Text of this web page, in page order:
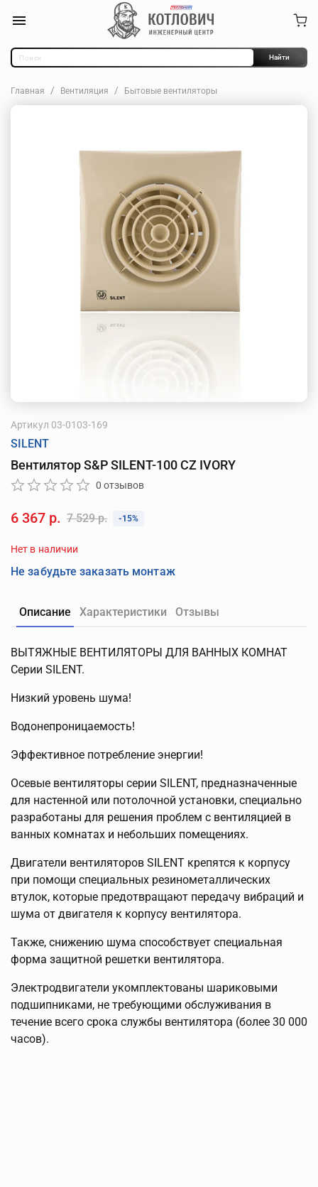
Найти
Главная Вентиляция Бытовые вентиляторы
Артикул 03-0103-169
SILENT
Вентилятор S&P SILENT-100 CZ IVORY
0 отзывов
6 367 р. 7 529 р. -15%
Нет в наличии
Не забудьте заказать монтаж
Описание Характеристики Отзывы
ВЫТЯЖНЫЕ ВЕНТИЛЯТОРЫ ДЛЯ ВАННЫХ КОМНАТ
Серии SILENT.
Низкий уровень шума!
Водонепроницаемость!
Эффективное потребление энергии!
Осевые вентиляторы серии SILENT, предназначенные
для настенной или потолочной установки, специально
разработаны для решения проблем с вентиляцией в
ванных комнатах и небольших помещениях.
Двигатели вентиляторов SILENT крепятся к корпусу
при помощи специальных резинометаллических
втулок, которые предотвращают передачу вибраций и
шума от двигателя к корпусу вентилятора.
Также, снижению шума способствует специальная
форма защитной решетки вентилятора.
Электродвигатели укомплектованы шариковыми
подшипниками, не требующими обслуживания в
течение всего срока службы вентилятора (более 30 000
часов).